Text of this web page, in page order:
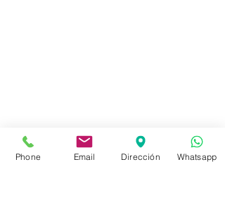
Phone Email Dirección Whatsapp